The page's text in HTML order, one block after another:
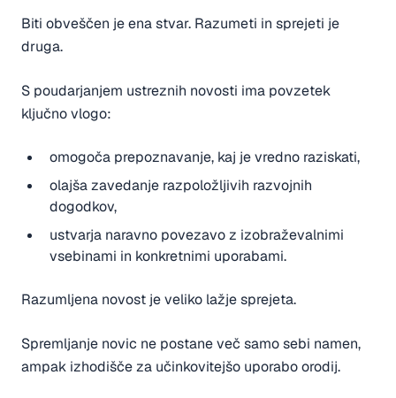
Biti obveščen je ena stvar. Razumeti in sprejeti je
druga.
S poudarjanjem ustreznih novosti ima povzetek
ključno vlogo:
omogoča prepoznavanje, kaj je vredno raziskati,
olajša zavedanje razpoložljivih razvojnih
dogodkov,
ustvarja naravno povezavo z izobraževalnimi
vsebinami in konkretnimi uporabami.
Razumljena novost je veliko lažje sprejeta.
Spremljanje novic ne postane več samo sebi namen,
ampak izhodišče za učinkovitejšo uporabo orodij.